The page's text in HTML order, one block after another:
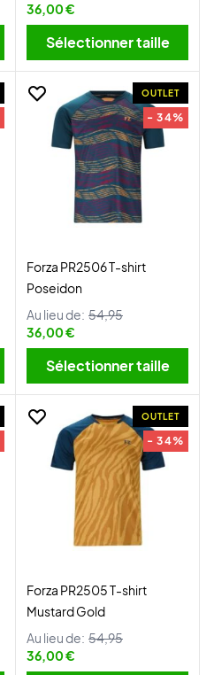
36,00 €
Sélectionner taille
OUTLET
- 34%
Forza PR2506 T-shirt
Poseidon
Au lieu de: 54,95
36,00 €
Sélectionner taille
OUTLET
- 34%
Forza PR2505 T-shirt
Mustard Gold
Au lieu de: 54,95
36,00 €